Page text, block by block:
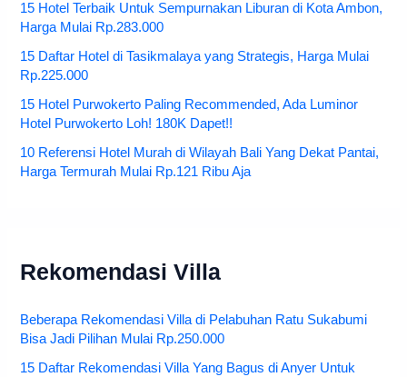
15 Hotel Terbaik Untuk Sempurnakan Liburan di Kota Ambon,
Harga Mulai Rp.283.000
15 Daftar Hotel di Tasikmalaya yang Strategis, Harga Mulai
Rp.225.000
15 Hotel Purwokerto Paling Recommended, Ada Luminor
Hotel Purwokerto Loh! 180K Dapet!!
10 Referensi Hotel Murah di Wilayah Bali Yang Dekat Pantai,
Harga Termurah Mulai Rp.121 Ribu Aja
Rekomendasi Villa
Beberapa Rekomendasi Villa di Pelabuhan Ratu Sukabumi
Bisa Jadi Pilihan Mulai Rp.250.000
15 Daftar Rekomendasi Villa Yang Bagus di Anyer Untuk